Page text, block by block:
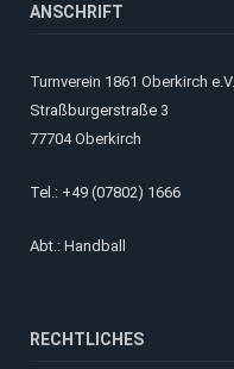
ANSCHRIFT
Turnverein 1861 Oberkirch e.V.
Straßburgerstraße 3
77704 Oberkirch
Tel.: +49 (07802) 1666
Abt.: Handball
RECHTLICHES